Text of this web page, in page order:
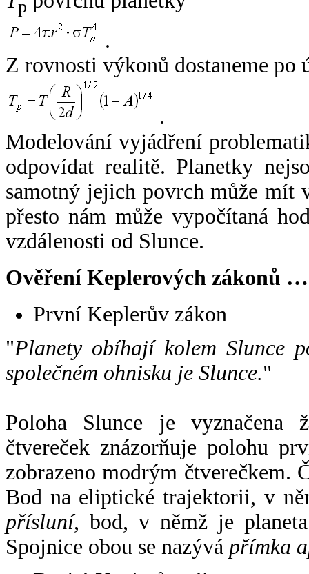
p
.
Z rovnosti výkonů dostaneme po
.
Modelování vyjádření
odpovídat realitě. Planetky
samotný jejich povrch může mít
přesto nám může vypočítaná
vzdálenosti od Slunce.
Ověření Keplerových zákonů …
První Keplerův zákon
"Planety obíhají kolem Slunce
společném ohnisku je Slunce."
Poloha Slunce je vyznačena
čtvereček znázorňuje polohu
zobrazeno modrým čtverečkem.
Bod na eliptické trajektorii, v
přísluní, bod, v němž je
Spojnice obou se nazývá přímka